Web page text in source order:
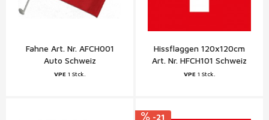
Fahne Art. Nr. AFCH001
Auto Schweiz
VPE 1 Stck.
Hissflaggen 120x120cm
Art. Nr. HFCH101 Schweiz
VPE 1 Stck.
-21